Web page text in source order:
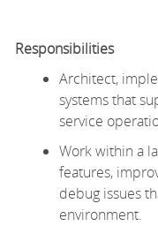
Responsibilities
Architect,
systems that
service
Work within a
features,
debug issues
environment.